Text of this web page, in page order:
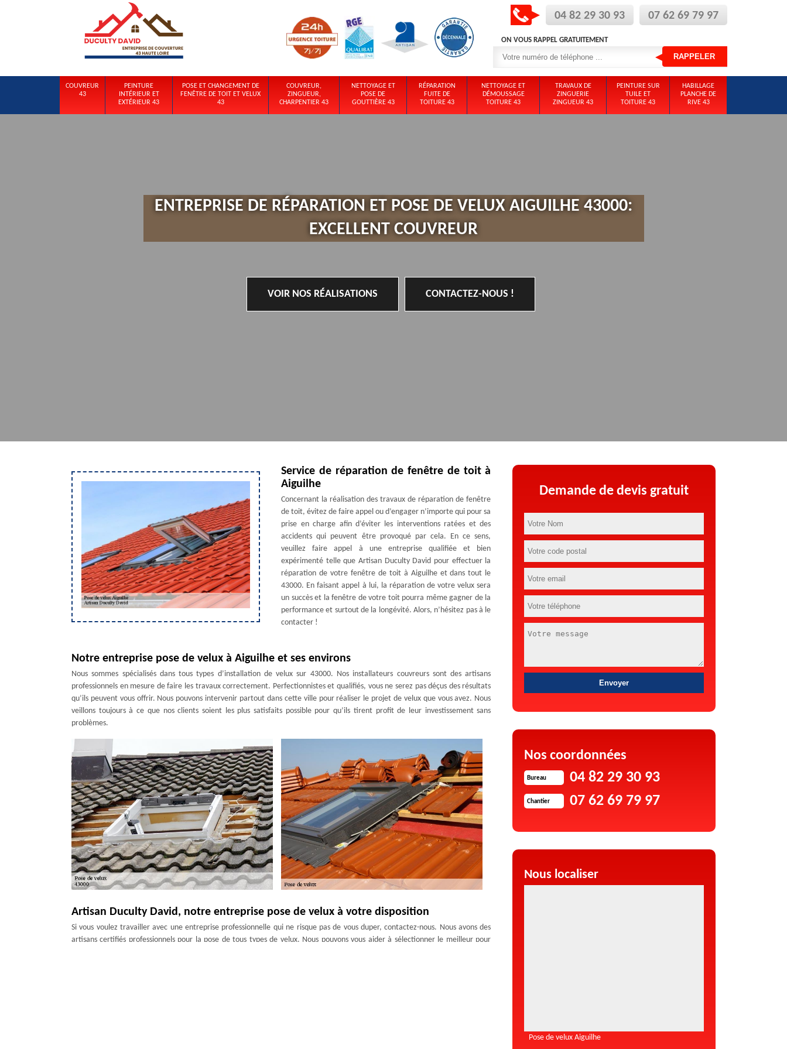
04 82 29 30 93 07 62 69 79 97
ON VOUS RAPPEL GRATUITEMENT
COUVREUR
43
PEINTURE
INTÉRIEUR ET
EXTÉRIEUR 43
POSE ET CHANGEMENT DE
FENÊTRE DE TOIT ET VELUX
43
COUVREUR,
ZINGUEUR,
CHARPENTIER 43
NETTOYAGE ET
POSE DE
GOUTTIÈRE 43
RÉPARATION
FUITE DE
TOITURE 43
NETTOYAGE ET
DÉMOUSSAGE
TOITURE 43
TRAVAUX DE
ZINGUERIE
ZINGUEUR 43
PEINTURE SUR
TUILE ET
TOITURE 43
HABILLAGE
PLANCHE DE
RIVE 43
ENTREPRISE DE RÉPARATION ET POSE DE VELUX AIGUILHE 43000:
EXCELLENT COUVREUR
VOIR NOS RÉALISATIONS CONTACTEZ-NOUS !
Service de réparation de fenêtre de toit à
Aiguilhe
Concernant la réalisation des travaux de réparation de fenêtre
de toit, évitez de faire appel ou d’engager n’importe qui pour sa
prise en charge afin d’éviter les interventions ratées et des
accidents qui peuvent être provoqué par cela. En ce sens,
veuillez faire appel à une entreprise qualifiée et bien
expérimenté telle que Artisan Duculty David pour effectuer la
réparation de votre fenêtre de toit à Aiguilhe et dans tout le
43000. En faisant appel à lui, la réparation de votre velux sera
un succès et la fenêtre de votre toit pourra même gagner de la
performance et surtout de la longévité. Alors, n’hésitez pas à le
contacter !
Notre entreprise pose de velux à Aiguilhe et ses environs
Nous sommes spécialisés dans tous types d’installation de velux sur 43000. Nos installateurs couvreurs sont des artisans
professionnels en mesure de faire les travaux correctement. Perfectionnistes et qualifiés, vous ne serez pas déçus des résultats
qu’ils peuvent vous offrir. Nous pouvons intervenir partout dans cette ville pour réaliser le projet de velux que vous avez. Nous
veillons toujours à ce que nos clients soient les plus satisfaits possible pour qu’ils tirent profit de leur investissement sans
problèmes.
Artisan Duculty David, notre entreprise pose de velux à votre disposition
Si vous voulez travailler avec une entreprise professionnelle qui ne risque pas de vous duper, contactez-nous. Nous avons des
artisans certifiés professionnels pour la pose de tous types de velux. Nous pouvons vous aider à sélectionner le meilleur pour
Demande de devis gratuit
Nos coordonnées
Bureau 04 82 29 30 93
Chantier 07 62 69 79 97
Nous localiser
Pose de velux Aiguilhe